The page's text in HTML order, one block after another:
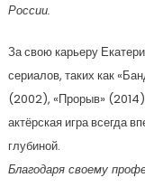
России.
За свою карьеру
сериалов, таких как
(2002), «Прорыв»
актёрская игра всегда
глубиной.
Благодаря своему